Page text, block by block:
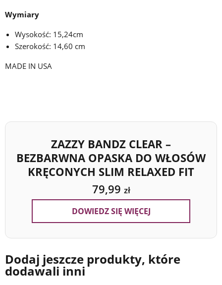
Wymiary
Wysokość: 15,24cm
Szerokość: 14,60 cm
MADE IN USA
ZAZZY BANDZ CLEAR –
BEZBARWNA OPASKA DO WŁOSÓW
KRĘCONYCH SLIM RELAXED FIT
79,99 zł
DOWIEDZ SIĘ WIĘCEJ
Dodaj jeszcze produkty, które
dodawali inni